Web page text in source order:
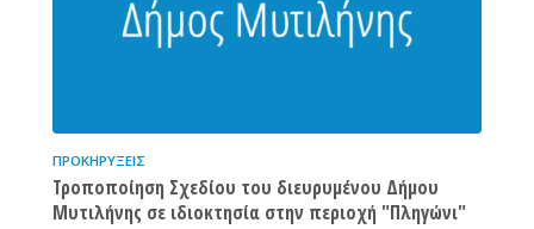
ΠΡΟΚΗΡΎΞΕΙΣ
Τροποποίηση Σχεδίου του διευρυμένου Δήμου
Μυτιλήνης σε ιδιοκτησία στην περιοχή "Πληγώνι"